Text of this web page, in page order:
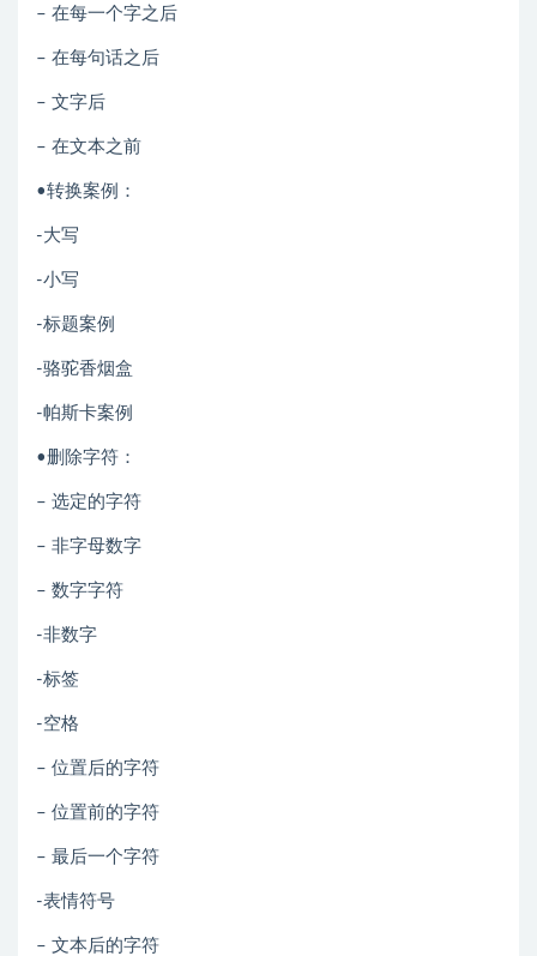
– 在每一个字之后
– 在每句话之后
– 文字后
– 在文本之前
•转换案例：
-大写
-小写
-标题案例
-骆驼香烟盒
-帕斯卡案例
•删除字符：
– 选定的字符
– 非字母数字
– 数字字符
-非数字
-标签
-空格
– 位置后的字符
– 位置前的字符
– 最后一个字符
-表情符号
– 文本后的字符